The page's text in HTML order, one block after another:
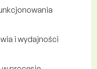
i wydajności